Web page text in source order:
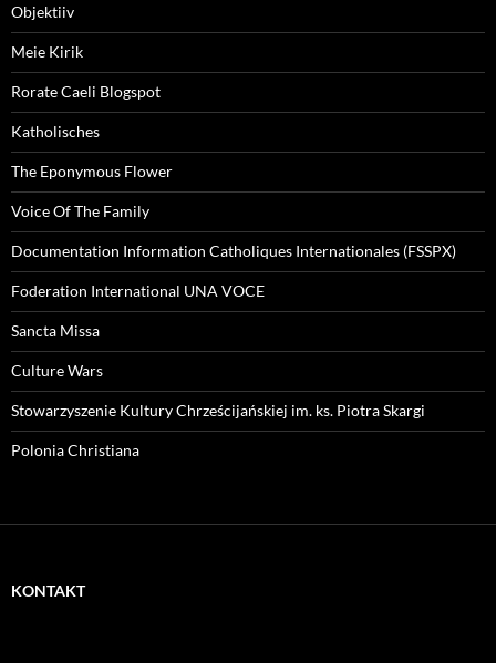
Objektiiv
Meie Kirik
Rorate Caeli Blogspot
Katholisches
The Eponymous Flower
Voice Of The Family
Documentation Information Catholiques Internationales (FSSPX)
Foderation International UNA VOCE
Sancta Missa
Culture Wars
Stowarzyszenie Kultury Chrześcijańskiej im. ks. Piotra Skargi
Polonia Christiana
KONTAKT